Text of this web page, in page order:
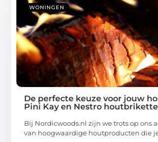
WONINGEN
De perfecte keuze voor jouw
Pini Kay en Nestro
Bij Nordicwoods.nl zijn we trots op ons
van hoogwaardige houtproducten die